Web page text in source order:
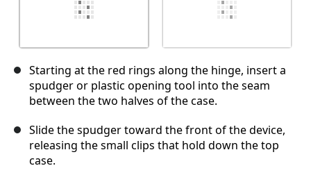
Starting at the red rings along the hinge, insert a
spudger or plastic opening tool into the seam
between the two halves of the case.
Slide the spudger toward the front of the device,
releasing the small clips that hold down the top
case.